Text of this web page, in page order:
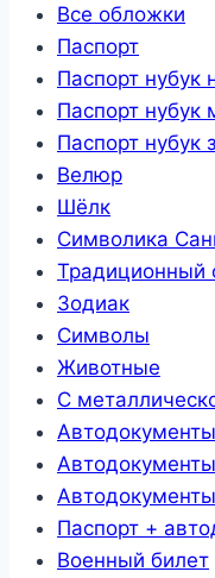
Все обложки
Паспорт
Паспорт нубук
Паспорт нубук
Паспорт нубук
Велюр
Шёлк
Символика
Традиционный
Зодиак
Символы
Животные
С
Автодокументы
Паспорт +
Военный билет